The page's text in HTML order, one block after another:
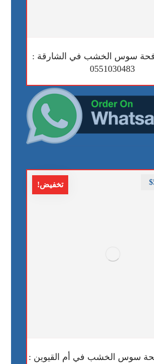
سوس الخشب في الشارقة :
0551030483
تخفيض!
سوس الخشب في أم القيوين :
$